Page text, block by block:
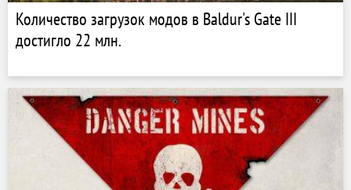
Количество загрузок модов в Baldur's Gate III
достигло 22 млн.